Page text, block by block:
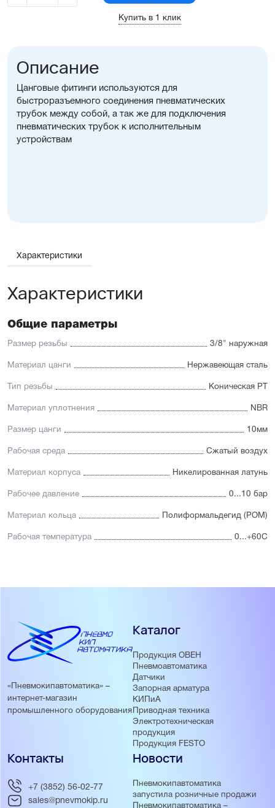
Купить в 1 клик
Описание
Цанговые фитинги используются для
быстроразъемного соединения пневматических
трубок между собой, а так же для подключения
пневматических трубок к исполнительным
устройствам
Характеристики
Характеристики
Общие параметры
Размер резьбы 3/8" наружная
Материал цанги Нержавеющая сталь
Тип резьбы Коническая PT
Материал уплотнения NBR
Размер цанги 10мм
Рабочая среда Сжатый воздух
Материал корпуса Никелированная латунь
Рабочее давление 0...10 бар
Материал кольца Полиформальдегид (POM)
Рабочая температура 0...+60С
«Пневмокипавтоматика» –
интернет-магазин
промышленного оборудования
Каталог
Продукция ОВЕН
Пневмоавтоматика
Датчики
Запорная арматура
КИПиА
Приводная техника
Электротехническая
продукция
Продукция FESTO
Новости
Пневмокипавтоматика
запустила розничные продажи
Пневмокипавтоматика –
Контакты
+7 (3852) 56-02-77
sales@pnevmokip.ru